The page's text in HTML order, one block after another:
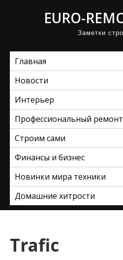
EURO-
Заметки
Главная
Новости
Интерьер
Профессиональный ремонт
Строим сами
Финансы и бизнес
Новинки мира техники
Домашние хитрости
Trafic